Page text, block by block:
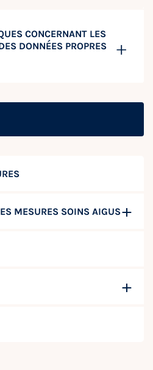
MESURES SOINS AIGUS
CONCERNANT LES
DONNÉES PROPRES